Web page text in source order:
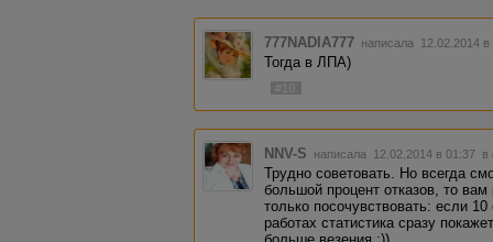
777NADIA777 написала 12.02.2014
Тогда в ЛПА)
#10
NNV-S написала 12.02.2014 в 01:37 в
Трудно советовать. Но всегда
большой процент отказов, то
только посочувствовать: если
работах статистика сразу